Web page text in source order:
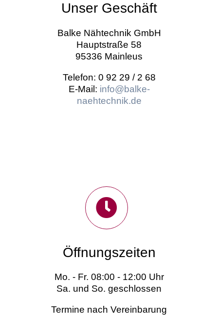
Unser Geschäft
Balke Nähtechnik GmbH
Hauptstraße 58
95336 Mainleus
Telefon: 0 92 29 / 2 68
E-Mail: info@balke-
naehtechnik.de
Öffnungszeiten
Mo. - Fr. 08:00 - 12:00 Uhr
Sa. und So. geschlossen
Termine nach Vereinbarung